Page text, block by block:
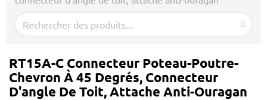
À propos
RT15A-C Connecteur Poteau-Poutre-
Chevron À 45 Degrés, Connecteur
D'angle De Toit, Attache Anti-Ouragan